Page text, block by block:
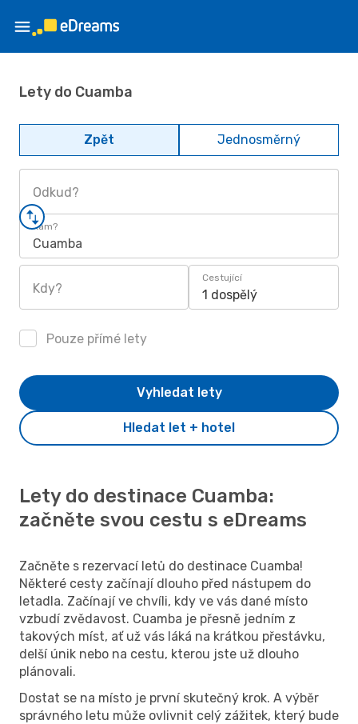
Lety do Cuamba
Zpět Jednosměrný
Odkud?
Kam?
Cuamba
Kdy?
Cestující
1 dospělý
Pouze přímé lety
Hledat let + hotel
Vyhledat lety
Lety do destinace Cuamba:
začněte svou cestu s eDreams
Začněte s rezervací letů do destinace Cuamba!
Některé cesty začínají dlouho před nástupem do
letadla. Začínají ve chvíli, kdy ve vás dané místo
vzbudí zvědavost. Cuamba je přesně jedním z
takových míst, ať už vás láká na krátkou přestávku,
delší únik nebo na cestu, kterou jste už dlouho
plánovali.
Dostat se na místo je první skutečný krok. A výběr
správného letu může ovlivnit celý zážitek, který bude